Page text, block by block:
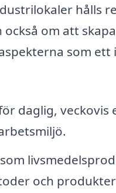
hålls
om att
som
daglig, veckovis
och